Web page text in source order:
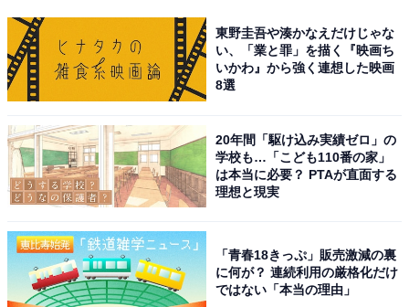
りそうです。
東野圭吾や湊かなえだけじゃな
い、「業と罪」を描く『映画ち
いかわ』から強く連想した映画
8選
20年間「駆け込み実績ゼロ」の
学校も…「こども110番の家」
は本当に必要？ PTAが直面する
理想と現実
「青春18きっぷ」販売激減の裏
に何が？ 連続利用の厳格化だけ
ではない「本当の理由」